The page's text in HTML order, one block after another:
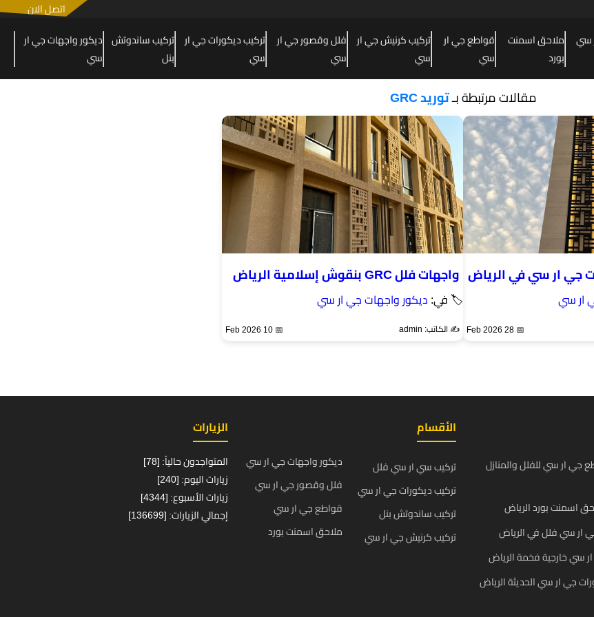
اتصل الان
سي
ملاحق اسمنت
بورد
قواطع جي ار
سي
تركيب كرنيش جي ار
سي
فلل وقصور جي ار
سي
تركيب ديكورات جي ار
سي
تركيب ساندوتش
بنل
ديكور واجهات جي ار
سي
مقالات مرتبطة بـتوريد GRC
جي ار سي في الرياض
ار سي
📅 28 Feb 2026
واجهات فلل GRC بنقوش إسلامية الرياض
🏷 في: ديكور واجهات جي ار سي
✍️ الكاتب: admin 📅 10 Feb 2026
جي ار سي للفلل والمنازل
اسمنت بورد الرياض
ار سي فلل في الرياض
سي خارجية فخمة الرياض
جي ار سي الحديثة الرياض
الأقسام
تركيب سي ار سي فلل
تركيب ديكورات جي ار سي
تركيب ساندوتش بنل
تركيب كرنيش جي ار سي
ديكور واجهات جي ار سي
فلل وقصور جي ار سي
قواطع جي ار سي
ملاحق اسمنت بورد
الزيارات
المتواجدون حالياً: [78]
زيارات اليوم: [240]
زيارات الأسبوع: [4344]
إجمالي الزيارات: [136699]